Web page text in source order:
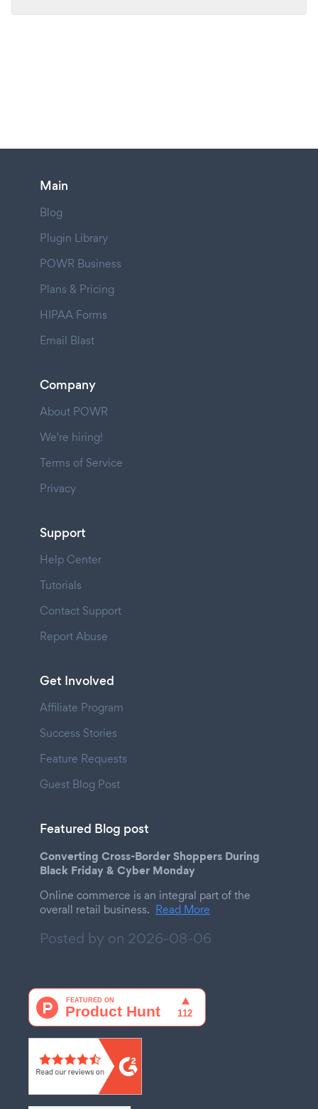
Main
Blog
Plugin Library
POWR Business
Plans & Pricing
HIPAA Forms
Email Blast
Company
About POWR
We're hiring!
Terms of Service
Privacy
Support
Help Center
Tutorials
Contact Support
Report Abuse
Get Involved
Affiliate Program
Success Stories
Feature Requests
Guest Blog Post
Featured Blog post
Converting Cross-Border Shoppers During
Black Friday & Cyber Monday
Online commerce is an integral part of the
overall retail business. Read More
Posted by on 2026-08-06